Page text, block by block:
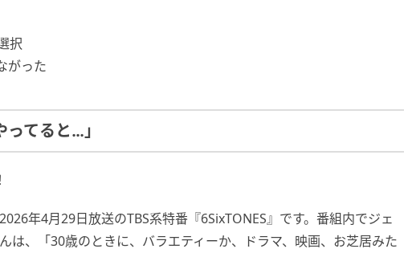
択
がった
ってると…」
年4月29日放送のTBS系特番『6SixTONES』です。番組内でジェ
は、「30歳のときに、バラエティーか、ドラマ、映画、お芝居みた